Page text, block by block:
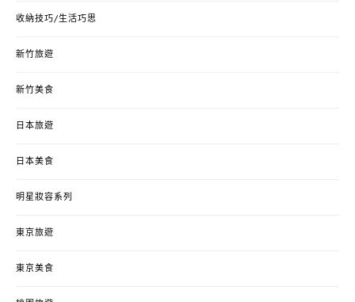
收納技巧/生活巧思
新竹旅遊
新竹美食
日本旅遊
日本美食
明星妝容系列
東京旅遊
東京美食